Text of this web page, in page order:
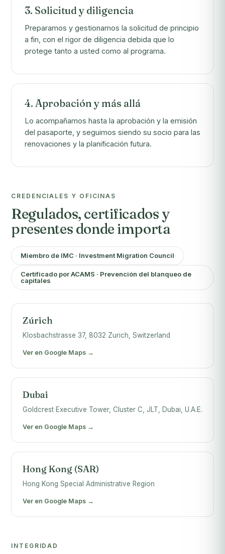
3. Solicitud y diligencia
Preparamos y gestionamos la solicitud de principio
a fin, con el rigor de diligencia debida que lo
protege tanto a usted como al programa.
4. Aprobación y más allá
Lo acompañamos hasta la aprobación y la emisión
del pasaporte, y seguimos siendo su socio para las
renovaciones y la planificación futura.
CREDENCIALES Y OFICINAS
Regulados, certificados y
presentes donde importa
Miembro de IMC · Investment Migration Council
Certificado por ACAMS · Prevención del blanqueo de
capitales
Zúrich
Klosbachstrasse 37, 8032 Zurich, Switzerland
Ver en Google Maps →
Dubai
Goldcrest Executive Tower, Cluster C, JLT, Dubai, U.A.E.
Ver en Google Maps →
Hong Kong (SAR)
Hong Kong Special Administrative Region
Ver en Google Maps →
INTEGRIDAD